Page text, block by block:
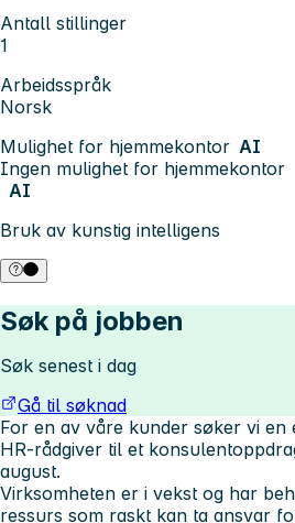
Antall stillinger
1
Arbeidsspråk
Norsk
Mulighet for hjemmekontor AI
Ingen mulighet for hjemmekontor
AI
Bruk av kunstig intelligens
Søk på jobben
Søk senest i dag
Gå til søknad
For en av våre kunder søker vi
HR-rådgiver til et
august.
Virksomheten er i vekst og har
ressurs som raskt kan ta ansvar